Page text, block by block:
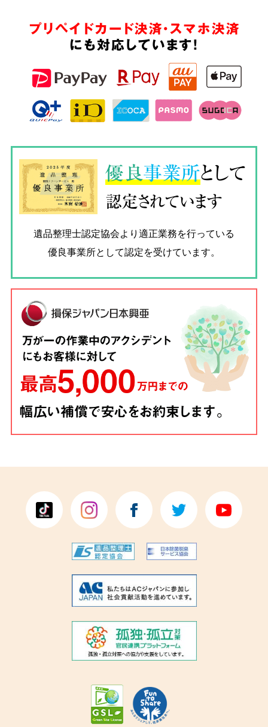
プリペイドカード決済・スマホ決済
にも対応しています!
優良事業所として
認定されています
遺品整理士認定協会より適正業務を行っている
優良事業所として認定を受けています。